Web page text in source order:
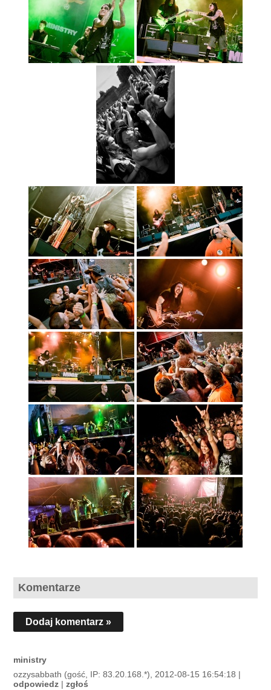
Komentarze
Dodaj komentarz »
ministry
ozzysabbath (gość, IP: 83.20.168.*), 2012-08-15 16:54:18 |
odpowiedz |zgłoś